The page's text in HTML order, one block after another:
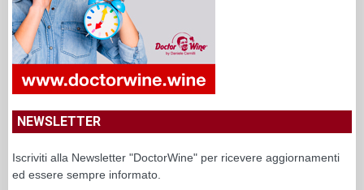
NEWSLETTER
Iscriviti alla Newsletter "DoctorWine" per ricevere aggiornamenti
ed essere sempre informato.